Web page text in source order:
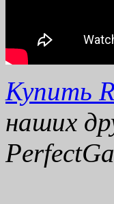
Купить
наших